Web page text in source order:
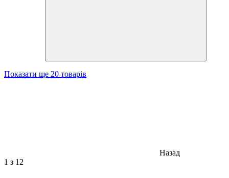
Показати ще 20 товарів
Назад
1 з 12